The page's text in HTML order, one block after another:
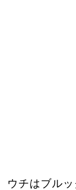
ウチはブルッ